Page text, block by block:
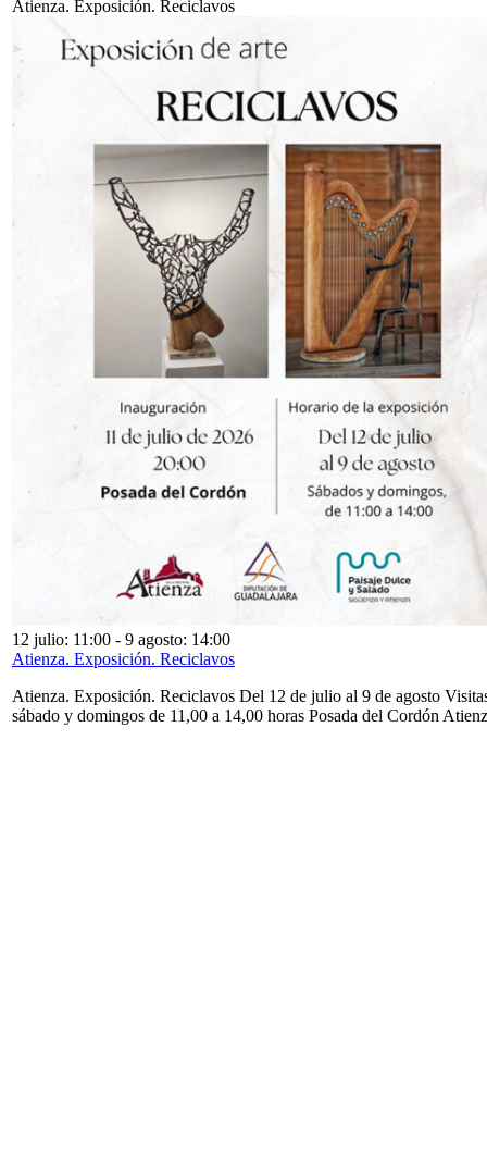
Atienza. Exposición. Reciclavos
12 julio: 11:00 - 9 agosto: 14:00
Atienza. Exposición. Reciclavos
Atienza. Exposición. Reciclavos Del 12 de julio al 9 de agosto
sábado y domingos de 11,00 a 14,00 horas Posada del Cordón